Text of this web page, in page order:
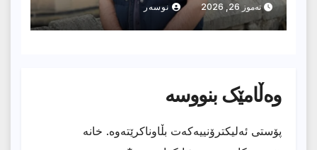
تەموز 26, 2026 نوسەر
وەڵامێک بنووسە
پۆستی ئەلیکترۆنییەکەت بڵاوناکرێتەوە. خانە